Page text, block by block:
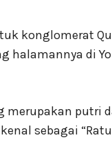
konglomerat
halamannya di
merupakan putri
sebagai